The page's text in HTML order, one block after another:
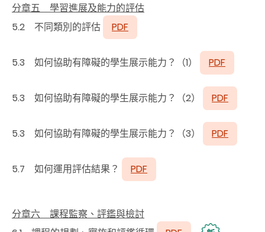
分章五 學習進展及能力的評估
5.2 不同類別的評估
PDF
5.3 如何協助有障礙的學生展示能力？（1） PDF
5.3 如何協助有障礙的學生展示能力？（2） PDF
5.3 如何協助有障礙的學生展示能力？（3） PDF
5.7 如何運用評估結果？ PDF
分章六 課程監察、評鑑與檢討